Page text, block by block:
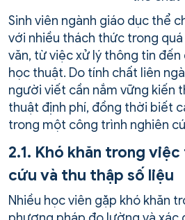
Sinh viên ngành giáo dục thể
với nhiều thách thức trong
văn, từ việc xử lý thông tin
học thuật. Do tính chất liên
người viết cần nắm vững kiến
thuật định phí, đồng thời biết
trong một công trình nghiên
2.1. Khó khăn trong
cứu và thu thập số liệu
Nhiều học viên gặp khó khăn